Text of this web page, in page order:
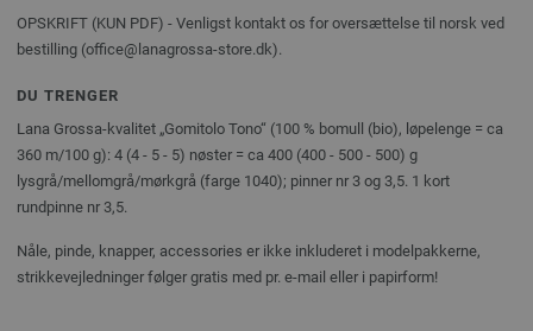
OPSKRIFT (KUN PDF) - Venligst kontakt os for oversættelse til norsk ved
bestilling (office@lanagrossa-store.dk).
DU TRENGER
Lana Grossa-kvalitet „Gomitolo Tono“ (100 % bomull (bio), løpelenge = ca
360 m/100 g): 4 (4 - 5 - 5) nøster = ca 400 (400 - 500 - 500) g
lysgrå/mellomgrå/mørkgrå (farge 1040); pinner nr 3 og 3,5. 1 kort
rundpinne nr 3,5.
Nåle, pinde, knapper, accessories er ikke inkluderet i modelpakkerne,
strikkevejledninger følger gratis med pr. e-mail eller i papirform!